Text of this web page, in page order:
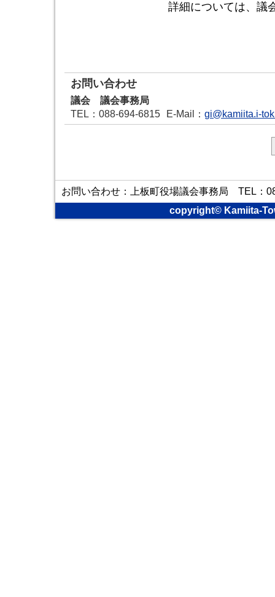
詳細については、議
お問い合わせ
議会 議会事務局
TEL ：088-694-6815 E-Mail ： gi@kamiita.i-
お問い合わせ：上板町役場議会事務局 TEL：
copyright© Kamiita-